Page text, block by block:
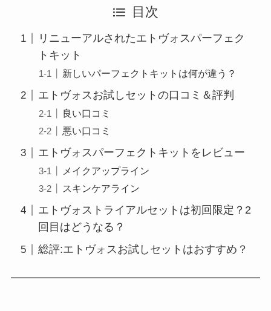
目次
リニューアルされたエトヴォスパーフェク
トキット
新しいパーフェクトキットは何が違う？
エトヴォスお試しセットの口コミ＆評判
良い口コミ
悪い口コミ
エトヴォスパーフェクトキットをレビュー
メイクアップライン
スキンケアライン
エトヴォストライアルセットは初回限定？2
回目はどうなる？
総評:エトヴォスお試しセットはおすすめ？